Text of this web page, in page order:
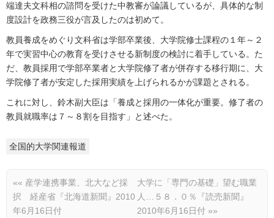
端達夫文科相の諮問を受けた中教審が論議しているが、具体的な制
度設計を政務三役が言及したのは初めて。
教員養成をめぐり文科省は学部卒業後、大学院修士課程の１年～２
年で実習中心の教育を受けさせる新制度の検討に着手している。た
だ、教員採用で学部卒業者と大学院修了者が併存する移行期に、大
学院修了者が安定した採用実績を上げられるかが課題とされる。
これに対し、鈴木副大臣は「養成と採用の一体化が重要。修了者の
教員就職率は７～８割を目指す」と述べた。
全国的大学関連報道
«« 産学連携事業、北大など採
択 経産省『北海道新聞』2010
年6月16日付
大学に「専門の基礎」望む職業
人…５８．０％『読売新聞』
2010年6月16日付 »»